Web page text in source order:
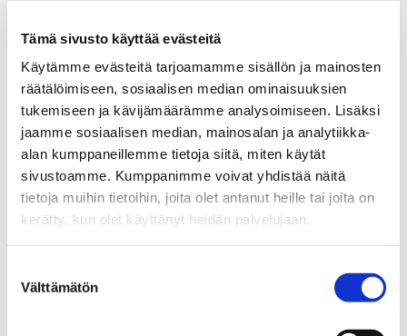
Tämä sivusto käyttää evästeitä
Käytämme evästeitä tarjoamamme sisällön ja mainosten
räätälöimiseen, sosiaalisen median ominaisuuksien
tukemiseen ja kävijämäärämme analysoimiseen. Lisäksi
jaamme sosiaalisen median, mainosalan ja analytiikka-
alan kumppaneillemme tietoja siitä, miten käytät
sivustoamme. Kumppanimme voivat yhdistää näitä
tietoja muihin tietoihin, joita olet antanut heille tai joita on
kerätty, kun olet käyttänyt heidän palvelujaan.
valinta
Välttämätön
Hankkeessa tuotetaan uutta tietoa sosiaalisesta
hyvinvoinnista työelämässä: työyksinäisyydestä etä- ja
hybridityön kontekstissa. Tutkimus pohjautuu tilastolliseen
pitkittäisaineistoon sekä kerättävään
haastatteluaineistoon. Työyksinäisyys on riski niin
yksilöille kuin työyhteisöillekin, ja yksinäisyyden
kokemukset ovat voimistuneet pandemian kuluessa.
Hankkeessa kehitetään työyksinäisyyttä
ennaltaehkäisevää ja korjaavaa kehittämismallia kolmen
Hankkeen johtajat: Liisa Mäkelä ja Jussi Tanskanen